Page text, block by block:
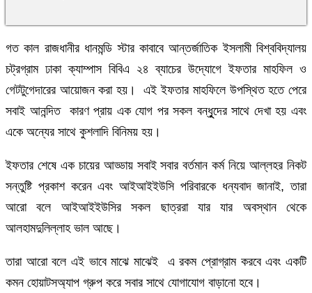
গত কাল রাজধানীর ধানমন্ডি স্টার কাবাবে আন্তর্জাতিক ইসলামী বিশ্ববিদ্যালয়
চট্রগ্রাম ঢাকা ক্যাম্পাস বিবিএ ২৪ ব্যাচের উদ্যোগে ইফতার মাহফিল ও
গেটটুগেদারের আয়োজন করা হয়। এই ইফতার মাহফিলে উপস্থিত হতে পেরে
সবাই আনন্দিত কারণ প্রায় এক যোগ পর সকল বন্ধুূদের সাথে দেখা হয় এবং
একে অন্যের সাথে কুশলাদি বিনিময় হয়।
ইফতার শেষে এক চায়ের আড্ডায় সবাই সবার বর্তমান কর্ম নিয়ে আল্লহর নিকট
সন্তুষ্টি প্রকাশ করেন এবং আইআইইউসি পরিবারকে ধন্যবাদ জানাই, তারা
আরো বলে আইআইইউসির সকল ছাত্ররা যার যার অবস্থান থেকে
আলহামদুলিল্লাহ ভাল আছে।
তারা আরো বলে এই ভাবে মাঝে মাঝেই এ রকম প্রোগ্রাম করবে এবং একটি
কমন হোয়াটসঅ্যাপ গ্রুপ করে সবার সাথে যোগাযোগ বাড়ানো হবে।